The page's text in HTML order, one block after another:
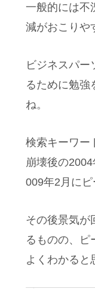
一般的には不
減がおこりや
ビジネスパー
るために勉強
ね。
検索キーワー
崩壊後の
009年2月にピ
その後景気が
るものの、ピ
よくわかると